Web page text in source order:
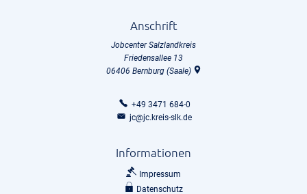
Anschrift
Jobcenter Salzlandkreis
Friedensallee 13
06406 Bernburg (Saale)
+49 3471 684-0
jc@jc.kreis-slk.de
Informationen
Impressum
Datenschutz